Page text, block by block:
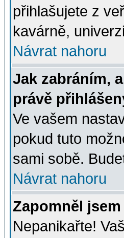
přihlašujete z
kavárně,
Návrat nahoru
Jak zabráním,
právě
Ve vašem
pokud tuto
sami sobě.
Návrat nahoru
Zapomněl
Nepanikařte!